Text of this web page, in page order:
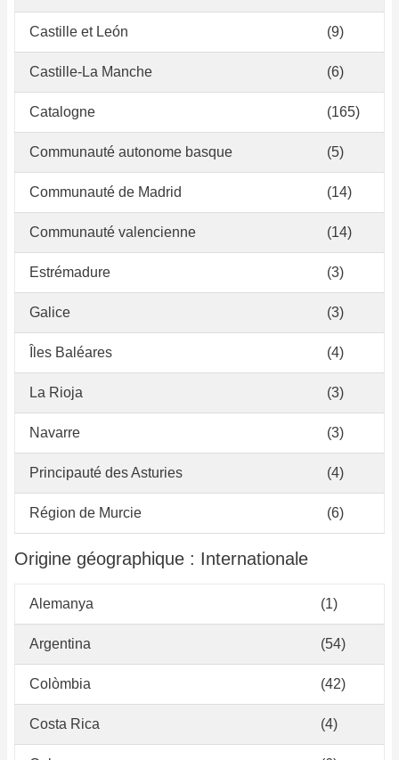
Castille et León (9)
Castille-La Manche (6)
Catalogne (165)
Communauté autonome basque (5)
Communauté de Madrid (14)
Communauté valencienne (14)
Estrémadure (3)
Galice (3)
Îles Baléares (4)
La Rioja (3)
Navarre (3)
Principauté des Asturies (4)
Région de Murcie (6)
Origine géographique : Internationale
Alemanya (1)
Argentina (54)
Colòmbia (42)
Costa Rica (4)